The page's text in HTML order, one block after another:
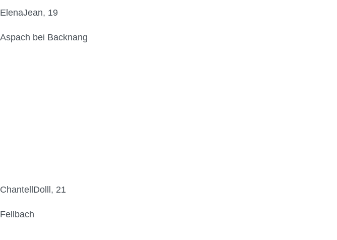
ElenaJean, 19
Aspach bei Backnang
ChantellDolll, 21
Fellbach